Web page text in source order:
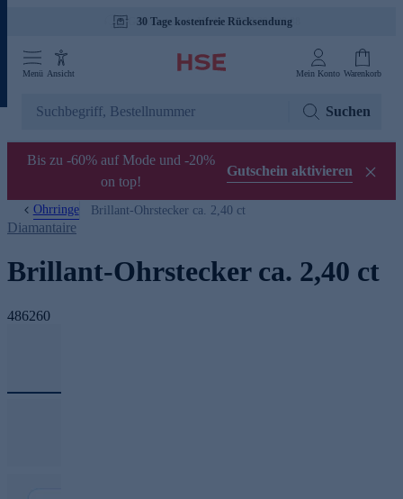
30 Tage kostenfreie Rücksendung
Menü Ansicht Mein Konto Warenkorb
Suchen
Bis zu -60% auf Mode und -20%
on top!
Gutschein aktivieren
Ohrringe Brillant-Ohrstecker ca. 2,40 ct
Diamantaire
Brillant-Ohrstecker ca. 2,40 ct
486260